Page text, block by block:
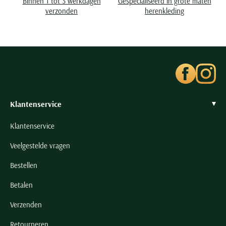
Seidensticker
Tommy Hilfiger
UBR
Vanguard
Wellington of Billmore
Alle merken
verzonden
herenkleding
Klantenservice
Klantenservice
Veelgestelde vragen
Bestellen
Betalen
Verzenden